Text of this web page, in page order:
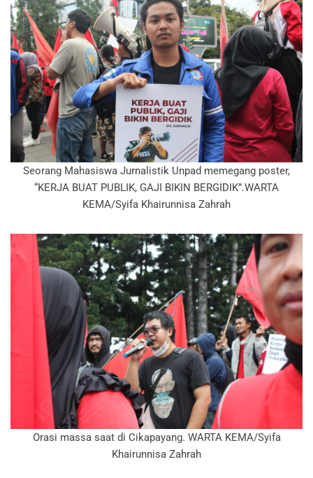
Seorang Mahasiswa Jurnalistik Unpad memegang poster,
“KERJA BUAT PUBLIK, GAJI BIKIN BERGIDIK”.WARTA
KEMA/Syifa Khairunnisa Zahrah
Orasi massa saat di Cikapayang. WARTA KEMA/Syifa
Khairunnisa Zahrah